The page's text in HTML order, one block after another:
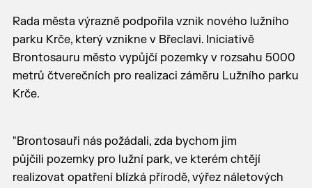
Rada města výrazně podpořila vznik nového lužního
parku Krče, který vznikne v Břeclavi. Iniciativě
Brontosauru město vypůjčí pozemky v rozsahu 5000
metrů čtverečních pro realizaci záměru Lužního parku
Krče.
"Brontosauři nás požádali, zda bychom jim
půjčili pozemky pro lužní park, ve kterém chtějí
realizovat opatření blízká přírodě, výřez náletových